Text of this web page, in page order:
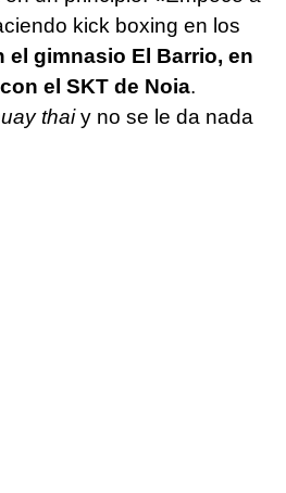
kick boxing en los
el gimnasio El Barrio, en
el SKT de Noia.
thaiy no se le da nada